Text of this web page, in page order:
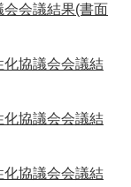
会議結果(書面
協議会会議結
協議会会議結
協議会会議結